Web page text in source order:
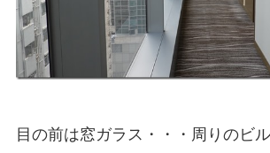
目の前は窓ガラス・・・周りのビ